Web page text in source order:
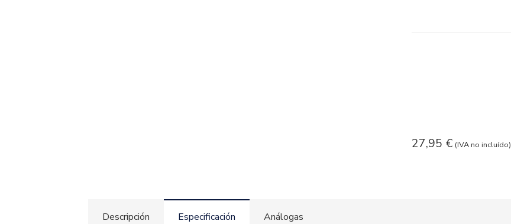
27,95 € (IVA no incluído)
Descripción Especificación Análogas